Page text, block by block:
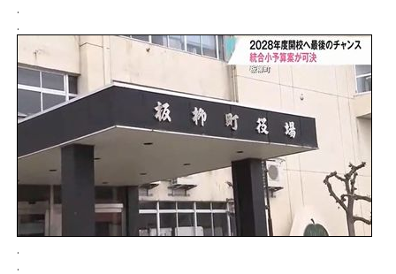
.
.
.
.